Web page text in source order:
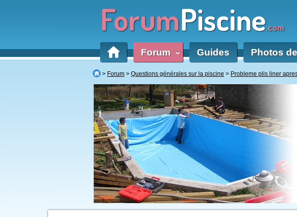
ForumPiscine.com
Forum ‹ Guides Photos
Forum Questions générales sur la piscine Probleme plis liner